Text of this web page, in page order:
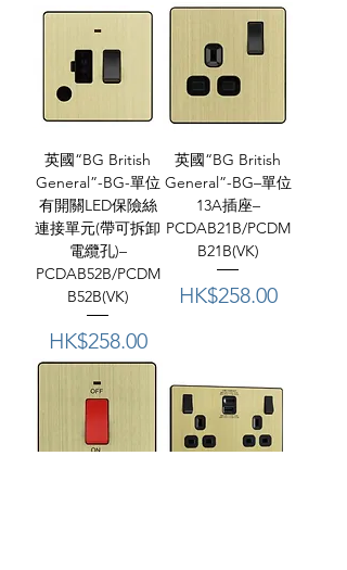
英國“BG British
General”-BG-單位
有開關LED保險絲
連接單元(帶可拆卸
電纜孔)–
PCDAB52B/PCDM
B52B(VK)
價格
HK$258.00
英國“BG British
General”-BG–單位
13A插座–
PCDAB21B/PCDM
B21B(VK)
價格
HK$258.00